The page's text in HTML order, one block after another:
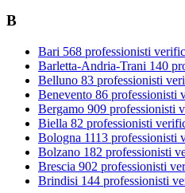
B
Bari 568 professionisti
Barletta-Andria-Trani 140
Belluno 83 professionisti
Benevento 86 professionisti
Bergamo 909 professionisti
Biella 82 professionisti
Bologna 1113 professionisti
Bolzano 182 professionisti
Brescia 902 professionisti
Brindisi 144 professionisti